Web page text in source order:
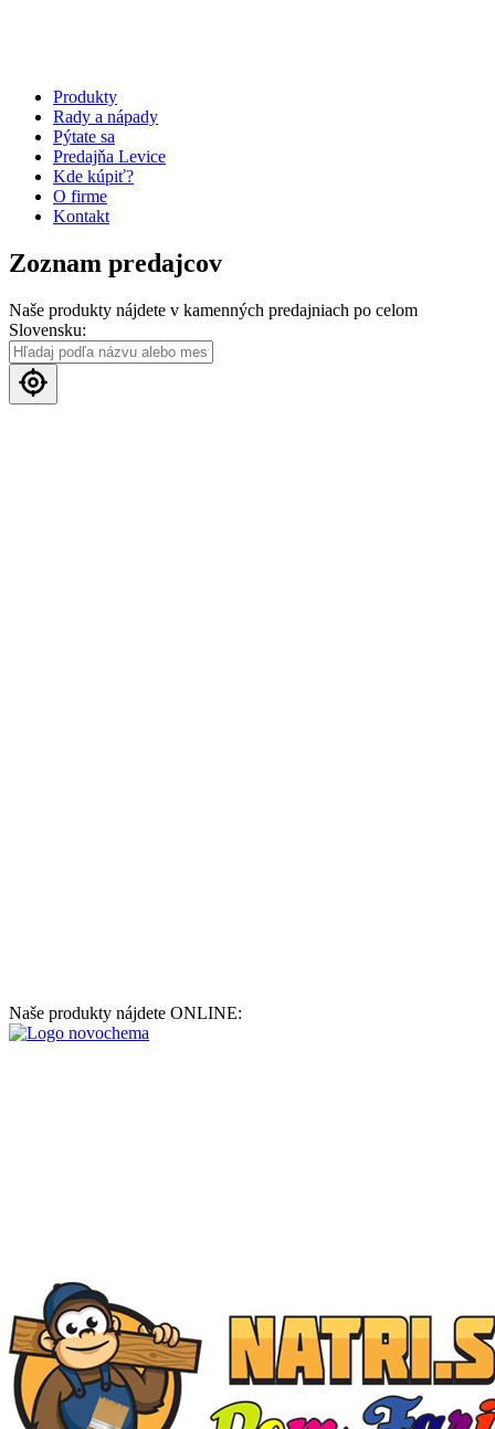
Produkty
Rady a nápady
Pýtate sa
Predajňa Levice
Kde kúpiť?
O firme
Kontakt
Zoznam predajcov
Naše produkty nájdete v kamenných predajniach po celom
Slovensku:
Naše produkty nájdete ONLINE: